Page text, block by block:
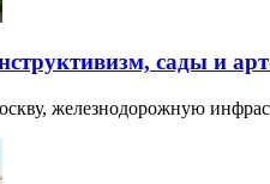
сады и
железнодорожную